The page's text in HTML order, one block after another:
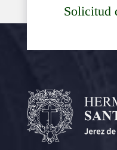
Solicitud